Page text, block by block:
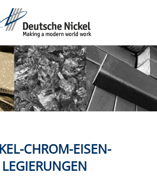
CHROM-EISEN-
LEGIERUNGEN